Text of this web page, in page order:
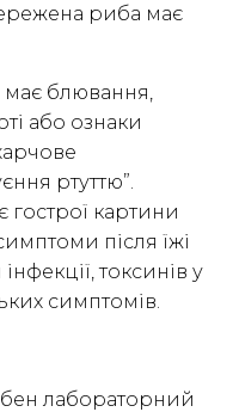
риба має
має блювання,
або ознаки
ртуттю”.
гострої картини
після їжі
токсинів у
симптомів.
лабораторний